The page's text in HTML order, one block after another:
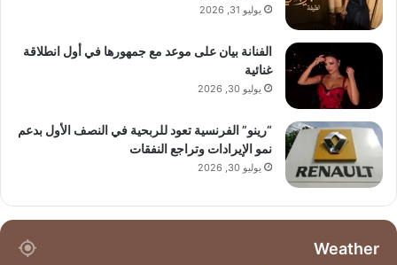
يوليو 31, 2026
الفنانة بيان على موعد مع جمهورها في أول انطلاقة
غنائية
يوليو 30, 2026
“رينو” الفرنسية تعود للربحية في النصف الأول بدعم
نمو الإيرادات وتراجع النفقات
يوليو 30, 2026
Weather